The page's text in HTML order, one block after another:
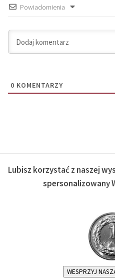
Powiadomienia
0 KOMENTARZY
Lubisz korzystać z naszej
spersonalizowany
WESPRZYJ